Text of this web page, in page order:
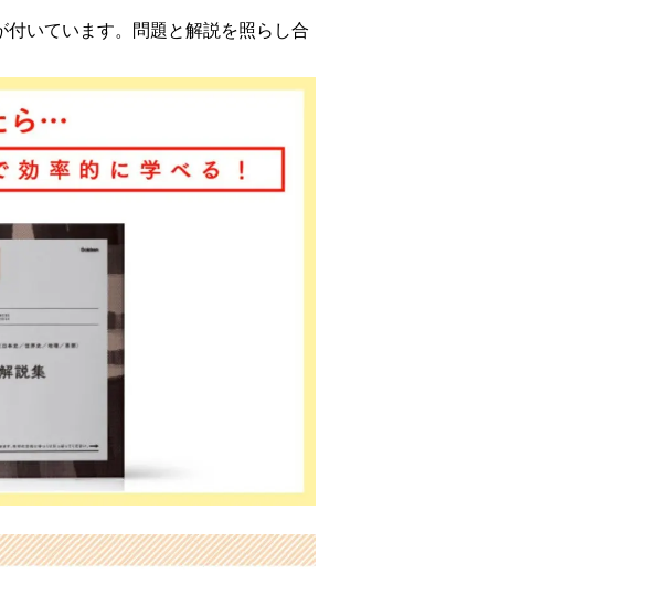
付いています。問題と解説を照らし合